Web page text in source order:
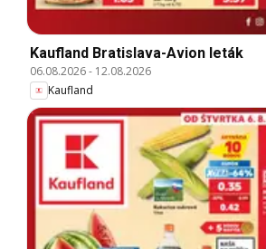
Kaufland Bratislava-Avion leták
06.08.2026- 12.08.2026
Kaufland